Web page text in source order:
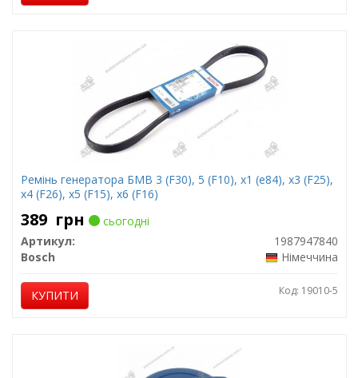
Ремінь генератора БМВ 3 (F30), 5 (F10), x1 (e84), x3 (F25),
x4 (F26), x5 (F15), x6 (F16)
389 грн
сьогодні
Артикул:
1987947840
Bosch
Німеччина
КУПИТИ Код: 19010-5